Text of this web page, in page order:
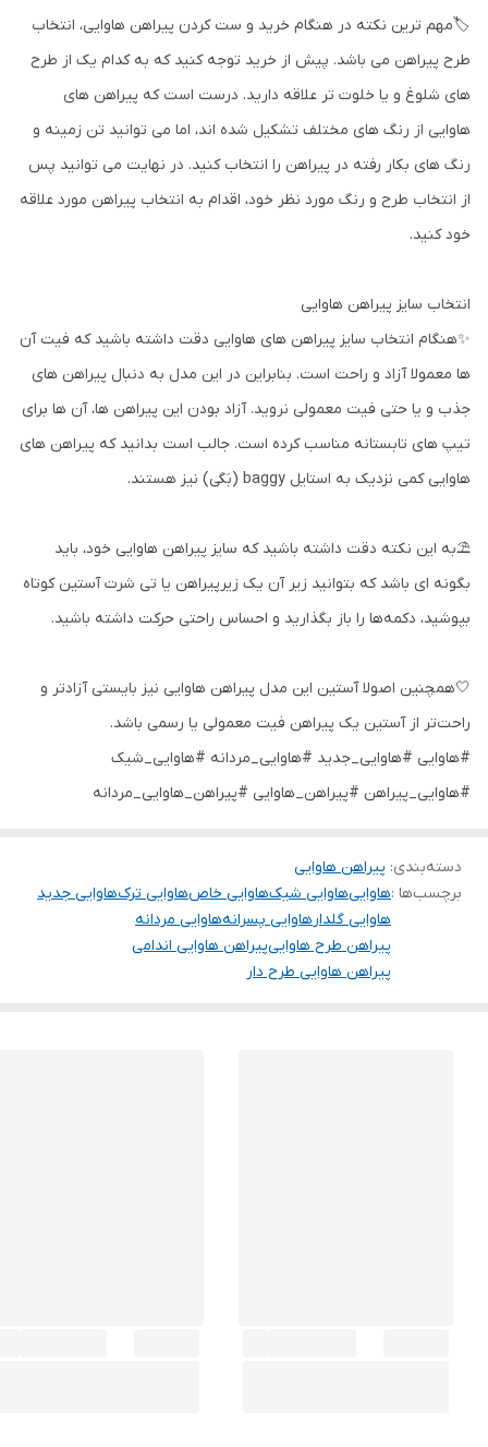
🏷️مهم ترین نکته در هنگام خرید و ست کردن پیراهن هاوایی، انتخاب
طرح پیراهن می باشد. پیش از خرید توجه کنید که به کدام یک از طرح
های شلوغ و یا خلوت تر علاقه دارید. درست است که پیراهن های
هاوایی از رنگ های مختلف تشکیل شده اند، اما می توانید تن زمینه و
رنگ های بکار رفته در پیراهن را انتخاب کنید. در نهایت می توانید پس
از انتخاب طرح و رنگ مورد نظر خود، اقدام به انتخاب پیراهن مورد علاقه
خود کنید.
انتخاب سایز پیراهن هاوایی
✨هنگام انتخاب سایز پیراهن های هاوایی دقت داشته باشید که فیت آن
ها معمولا آزاد و راحت است. بنابراین در این مدل به دنبال پیراهن های
جذب و یا حتی فیت معمولی نروید. آزاد بودن این پیراهن ها، آن ها برای
تیپ های تابستانه مناسب کرده است. جالب است بدانید که پیراهن های
هاوایی کمی نزدیک به استایل baggy (بَگی) نیز هستند.
⛱️به این نکته دقت داشته باشید که سایز پیراهن هاوایی خود، باید
بگونه ای باشد که بتوانید زیر آن یک زیرپیراهن یا تی شرت آستین کوتاه
بپوشید، دکمه‌ها را باز بگذارید و احساس راحتی حرکت داشته باشید.
🤍همچنین اصولا آستین این مدل پیراهن هاوایی نیز بایستی آزادتر و
راحت‌تر از آستین یک پیراهن فیت معمولی یا رسمی باشد.
#هاوایی #هاوایی_جدید #هاوایی_مردانه #هاوایی_شیک
#هاوایی_پیراهن #پیراهن_هاوایی #پیراهن_هاوایی_مردانه
دسته‌بندی: پیراهن هاوایی
برچسب‌ها :هاواییهاوایی شیکهاوایی خاصهاوایی ترکهاوایی جدید
هاوایی گلدارهاوایی پسرانههاوایی مردانه
پیراهن طرح هاواییپیراهن هاوایی اندامی
پیراهن هاوایی طرح دار